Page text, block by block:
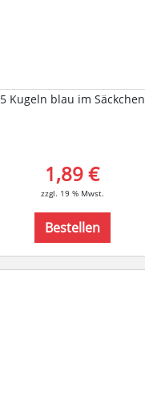
5 Kugeln blau im Säckchen
1,89 €
zzgl. 19 % Mwst.
Bestellen